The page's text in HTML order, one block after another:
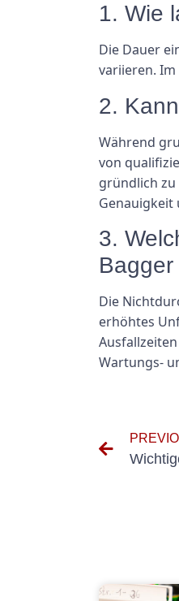
1. Wie
Die Dauer
variieren.
2.
Während
von
gründlich
Genauigkeit
3.
Die
erhöhtes
Wartungs-